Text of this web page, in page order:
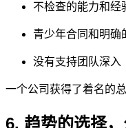
不检查的能力和经
青少年合同和明确
没有支持团队深入
一个公司获得了着名的
6. 趋势的选择